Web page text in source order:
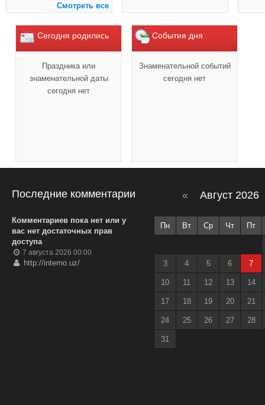
Смотреть все
Сегодня родились
Праздника или
знаменательной даты
сегодня нет
События дня
Знаменательной событий
сегодня нет
Последние комментарии
Комментариев пока нет или у
вас нет достаточных прав
доступа
7 августа 2026 00:00
http://interno.uz/
« Август
Пн Вт Ср Чт Пт
3 4 5 6 7
10 11 12 13 14
17 18 19 20 21
24 25 26 27 28
31